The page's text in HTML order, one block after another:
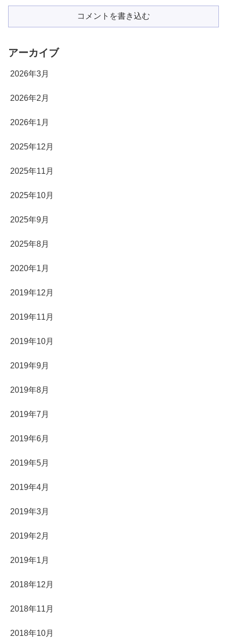
コメントを書き込む
アーカイブ
2026年3月
2026年2月
2026年1月
2025年12月
2025年11月
2025年10月
2025年9月
2025年8月
2020年1月
2019年12月
2019年11月
2019年10月
2019年9月
2019年8月
2019年7月
2019年6月
2019年5月
2019年4月
2019年3月
2019年2月
2019年1月
2018年12月
2018年11月
2018年10月